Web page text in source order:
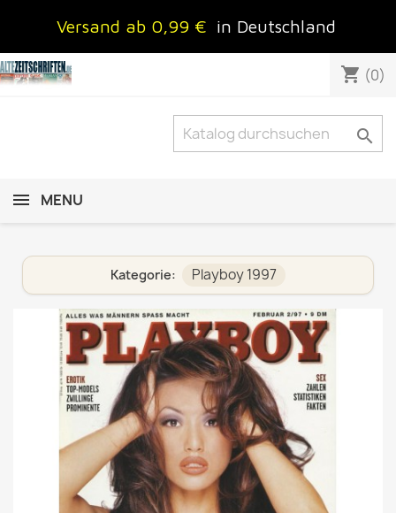
Versand ab 0,99 € in Deutschland
shopping_cart (0)

MENU
Kategorie: Playboy 1997